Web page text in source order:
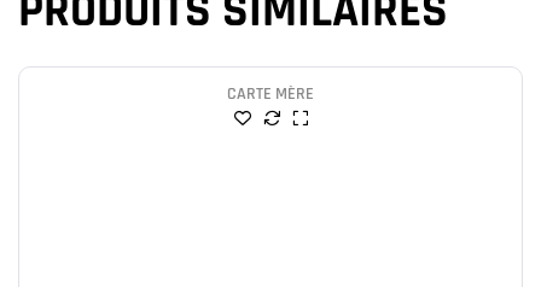
CARTE MÈRE